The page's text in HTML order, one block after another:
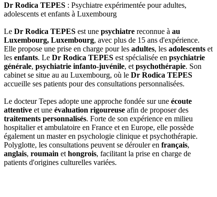
Dr Rodica TEPES : Psychiatre expérimentée pour adultes,
adolescents et enfants à Luxembourg
Le Dr Rodica TEPES est une psychiatre reconnue à au
Luxembourg, Luxembourg, avec plus de 15 ans d'expérience.
Elle propose une prise en charge pour les adultes, les adolescents et
les enfants. Le Dr Rodica TEPES est spécialisée en psychiatrie
générale, psychiatrie infanto-juvénile, et psychothérapie. Son
cabinet se situe au au Luxembourg, où le Dr Rodica TEPES
accueille ses patients pour des consultations personnalisées.
Le docteur Tepes adopte une approche fondée sur une écoute
attentive et une évaluation rigoureuse afin de proposer des
traitements personnalisés. Forte de son expérience en milieu
hospitalier et ambulatoire en France et en Europe, elle possède
également un master en psychologie clinique et psychothérapie.
Polyglotte, les consultations peuvent se dérouler en français,
anglais, roumain et hongrois, facilitant la prise en charge de
patients d'origines culturelles variées.